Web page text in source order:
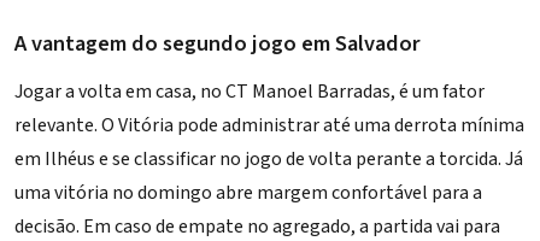
A vantagem do segundo jogo em Salvador
Jogar a volta em casa, no CT Manoel Barradas, é um fator
relevante. O Vitória pode administrar até uma derrota mínima
em Ilhéus e se classificar no jogo de volta perante a torcida. Já
uma vitória no domingo abre margem confortável para a
decisão. Em caso de empate no agregado, a partida vai para